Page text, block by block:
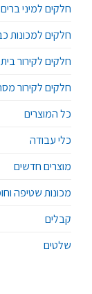
חלקים למיני ברים
חלקים למכונות
חלקים לקירור
חלקים לקירור
כל המוצרים
כלי עבודה
מוצרים חדשים
מכונות שטיפה
קבלים
שלטים